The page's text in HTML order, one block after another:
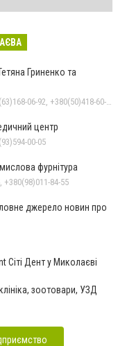
Гриненко та
центр
00-05
GANTER, промислова фурнітура
+380(98)011-84-55
джерело новин про
Сіті Дент у Миколаєві
зоотовари, УЗД